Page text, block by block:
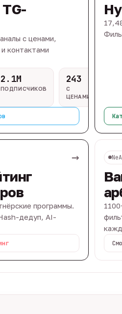
с ценами,
контактами
2.1M
ПОДПИСЧИКОВ
243
С
ЦЕНАМИ
→
программы.
дедуп, AI-